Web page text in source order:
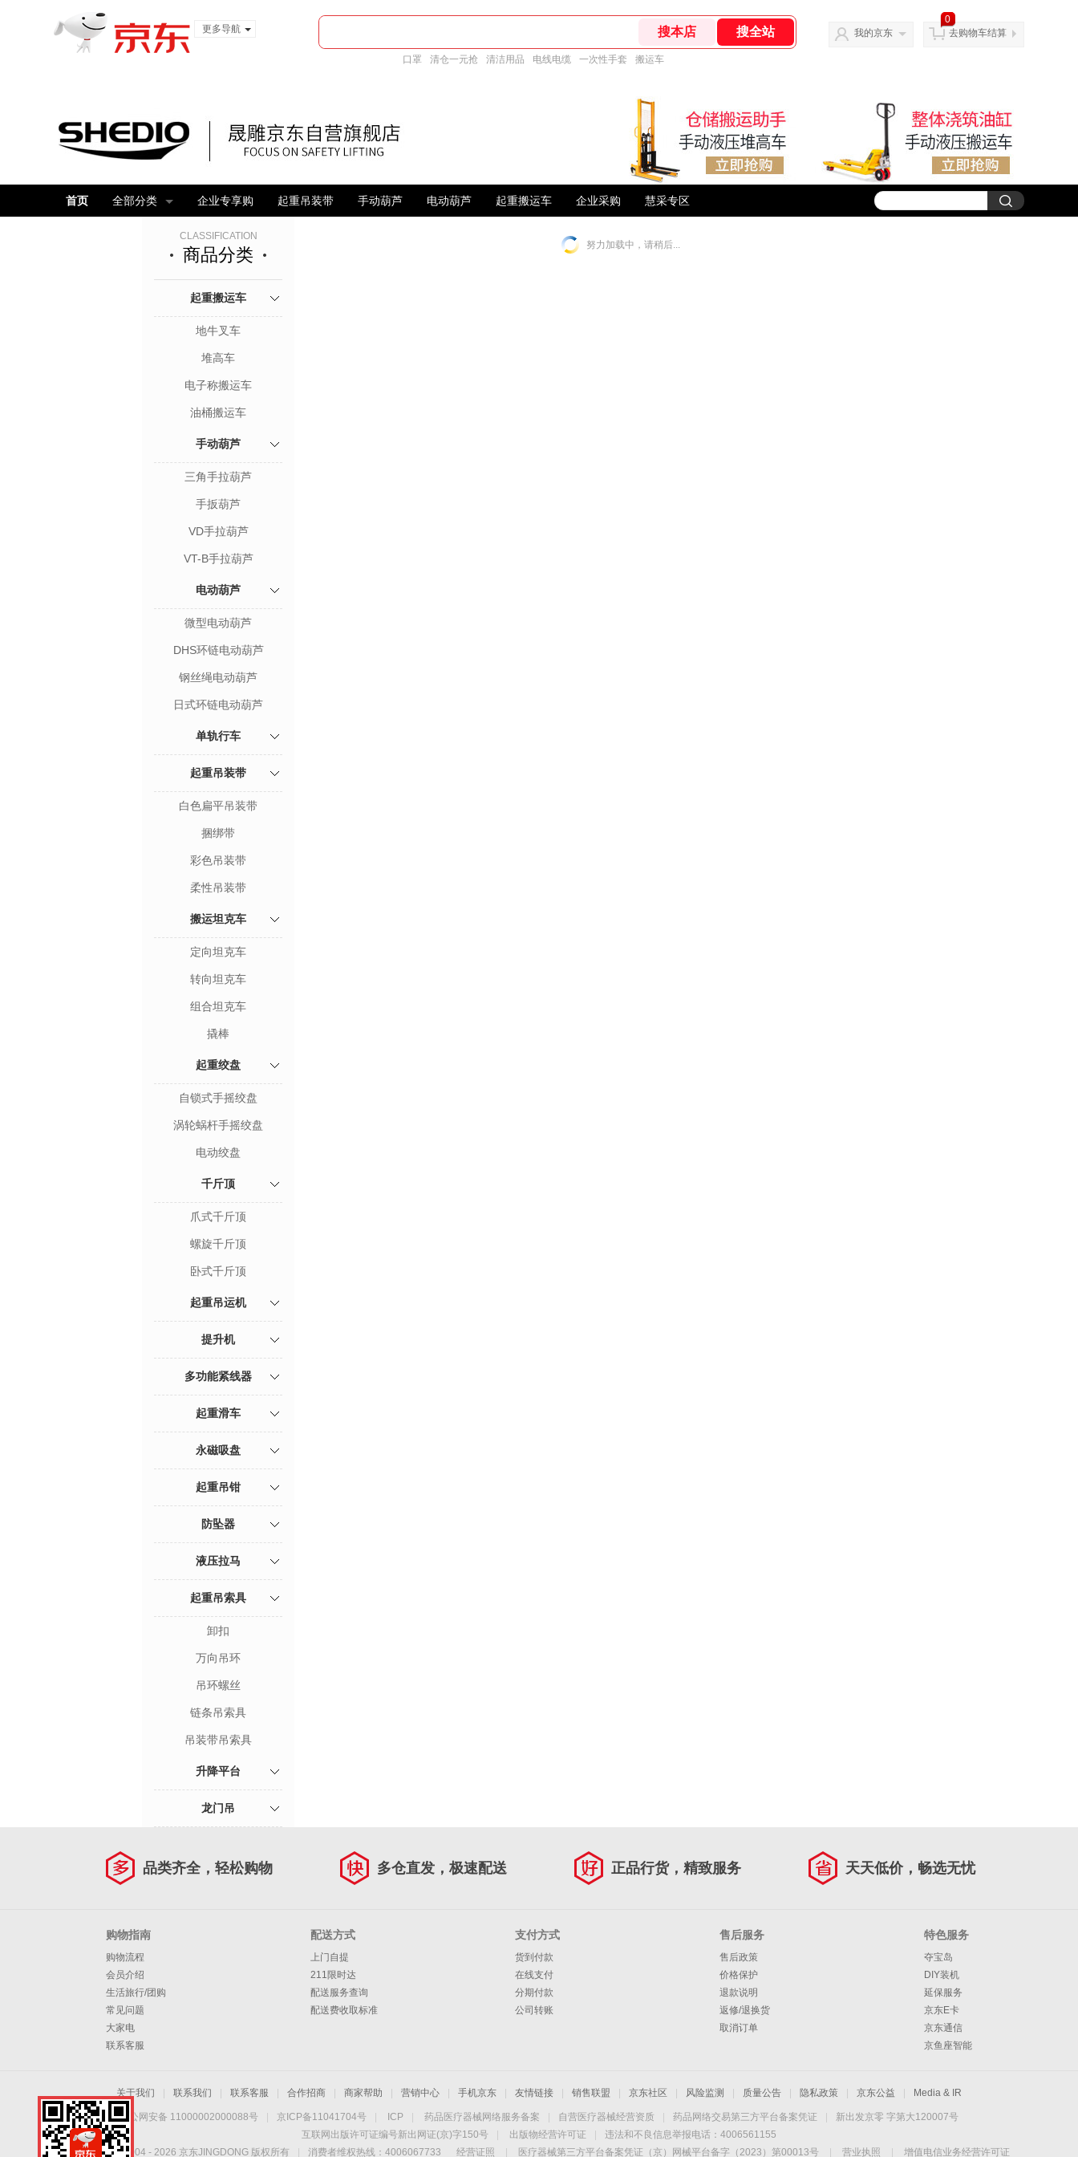
更多导航
口罩 清仓一元抢 清洁用品 电线电缆 一次性手套 搬运车
我的京东
0
去购物车结算
首页 全部分类 企业专享购 起重吊装带 手动葫芦 电动葫芦 起重搬运车 企业采购 慧采专区
CLASSIFICATION
商品分类
起重搬运车
地牛叉车
堆高车
电子称搬运车
油桶搬运车
手动葫芦
三角手拉葫芦
手扳葫芦
VD手拉葫芦
VT-B手拉葫芦
电动葫芦
微型电动葫芦
DHS环链电动葫芦
钢丝绳电动葫芦
日式环链电动葫芦
单轨行车
起重吊装带
白色扁平吊装带
捆绑带
彩色吊装带
柔性吊装带
搬运坦克车
定向坦克车
转向坦克车
组合坦克车
撬棒
起重绞盘
自锁式手摇绞盘
涡轮蜗杆手摇绞盘
电动绞盘
千斤顶
爪式千斤顶
螺旋千斤顶
卧式千斤顶
起重吊运机
提升机
多功能紧线器
起重滑车
永磁吸盘
起重吊钳
防坠器
液压拉马
起重吊索具
卸扣
万向吊环
吊环螺丝
链条吊索具
吊装带吊索具
升降平台
龙门吊
努力加载中，请稍后...
品类齐全，轻松购物 多仓直发，极速配送 正品行货，精致服务 天天低价，畅选无忧
购物指南
购物流程
会员介绍
生活旅行/团购
常见问题
大家电
联系客服
配送方式
上门自提
211限时达
配送服务查询
配送费收取标准
支付方式
货到付款
在线支付
分期付款
公司转账
售后服务
售后政策
价格保护
退款说明
返修/退换货
取消订单
特色服务
夺宝岛
DIY装机
延保服务
京东E卡
京东通信
京鱼座智能
关于我们 联系我们 联系客服 合作招商 商家帮助 营销中心 手机京东 友情链接 销售联盟 京东社区 风险监测 质量公告 隐私政策 京东公益 Media & IR
京公网安备 11000002000088号 京ICP备11041704号 ICP 药品医疗器械网络服务备案 自营医疗器械经营资质 药品网络交易第三方平台备案凭证
新出发京零 字第大120007号
互联网出版许可证编号新出网证(京)字150号
出版物经营许可证
违法和不良信息举报电话：4006561155
Copyright © 2004 - 2026 京东JINGDONG 版权所有 消费者维权热线：4006067733 经营证照 医疗器械第三方平台备案凭证（京）网械平台备字（2023）第00013号 营业执照 增值电信业务经营许可证